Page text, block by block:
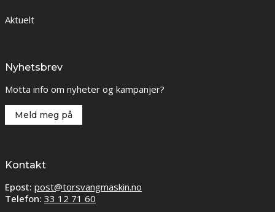
Aktuelt
Nyhetsbrev
Motta info om nyheter og kampanjer?
Meld meg på
Kontakt
Epost: post@torsvangmaskin.no
Telefon: 33 12 71 60